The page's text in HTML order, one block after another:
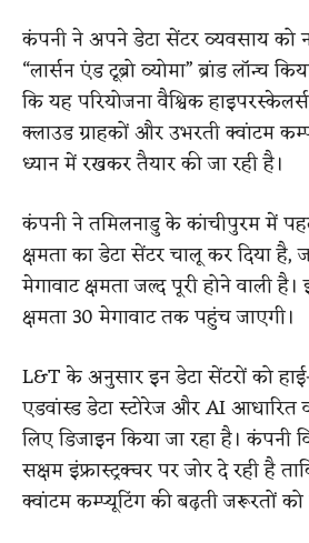
कंपनी ने अपने डेटा सेंटर व्यवसाय को
“लार्सन एंड टूब्रो व्योमा” ब्रांड लॉन्च
कि यह परियोजना वैश्विक
क्लाउड ग्राहकों और उभरती क्वांटम
ध्यान में रखकर तैयार की जा रही है।
कंपनी ने तमिलनाडु के कांचीपुरम में
क्षमता का डेटा सेंटर चालू कर दिया है,
मेगावाट क्षमता जल्द पूरी होने वाली
क्षमता 30 मेगावाट तक पहुंच जाएगी।
L&T के अनुसार इन डेटा सेंटरों को
एडवांस्ड डेटा स्टोरेज और AI
लिए डिजाइन किया जा रहा है।
सक्षम इंफ्रास्ट्रक्चर पर जोर दे रही है
क्वांटम कम्प्यूटिंग की बढ़ती जरूरतों